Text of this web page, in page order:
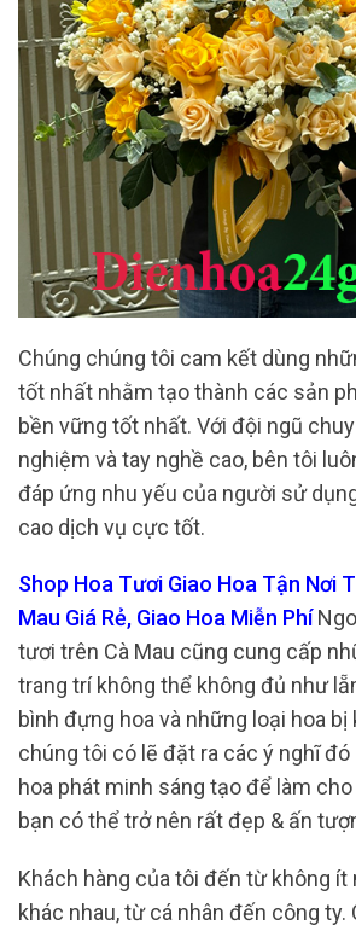
Chúng chúng tôi cam kết dùng
tốt nhất nhằm tạo thành các sản
bền vững tốt nhất. Với đội ngũ
nghiệm và tay nghề cao, bên tôi
đáp ứng nhu yếu của người sử
cao dịch vụ cực tốt.
Shop Hoa Tươi Giao Hoa Tận Nơi
Mau Giá Rẻ, Giao Hoa Miễn Phí
tươi trên Cà Mau cũng cung cấp
trang trí không thể không đủ như
bình đựng hoa và những loại hoa bị
chúng tôi có lẽ đặt ra các ý nghĩ
hoa phát minh sáng tạo để làm
bạn có thể trở nên rất đẹp & ấn
Khách hàng của tôi đến từ không ít
khác nhau, từ cá nhân đến công ty.